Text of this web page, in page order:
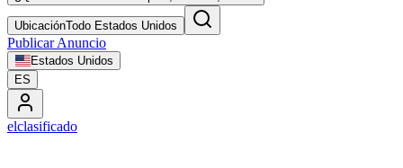
UbicaciónTodo Estados Unidos
Publicar Anuncio
Estados Unidos
ES
elclasificado